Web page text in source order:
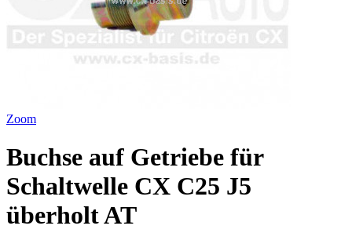
Zoom
Buchse auf Getriebe für
Schaltwelle CX C25 J5
überholt AT